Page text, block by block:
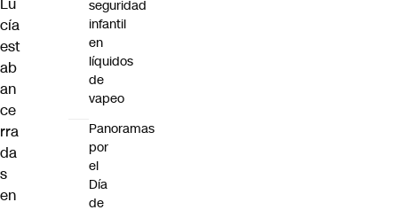
cía
est
ab
an
ce
rra
da
s
en
seguridad
infantil
en
líquidos
de
vapeo
Panoramas
por
el
Día
de